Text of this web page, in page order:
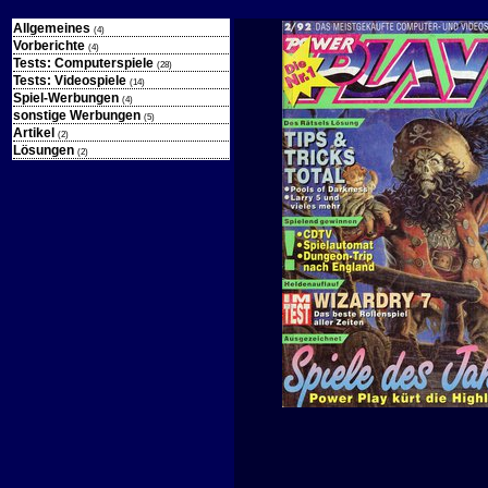
Allgemeines (4)
Vorberichte (4)
Tests: Computerspiele (28)
Tests: Videospiele (14)
Spiel-Werbungen (4)
sonstige Werbungen (5)
Artikel (2)
Lösungen (2)